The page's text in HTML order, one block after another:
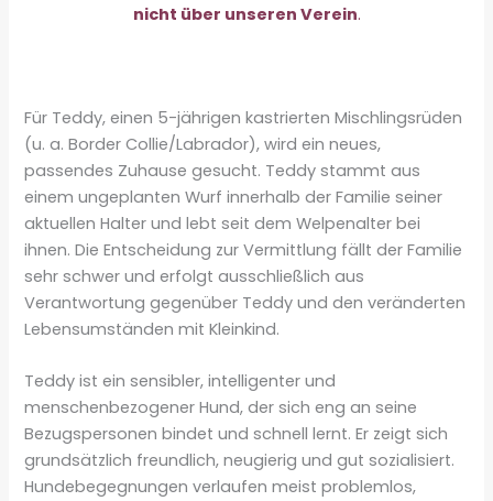
nicht über unseren Verein.
Für Teddy, einen 5-jährigen kastrierten Mischlingsrüden
(u. a. Border Collie/Labrador), wird ein neues,
passendes Zuhause gesucht. Teddy stammt aus
einem ungeplanten Wurf innerhalb der Familie seiner
aktuellen Halter und lebt seit dem Welpenalter bei
ihnen. Die Entscheidung zur Vermittlung fällt der Familie
sehr schwer und erfolgt ausschließlich aus
Verantwortung gegenüber Teddy und den veränderten
Lebensumständen mit Kleinkind.
Teddy ist ein sensibler, intelligenter und
menschenbezogener Hund, der sich eng an seine
Bezugspersonen bindet und schnell lernt. Er zeigt sich
grundsätzlich freundlich, neugierig und gut sozialisiert.
Hundebegegnungen verlaufen meist problemlos,